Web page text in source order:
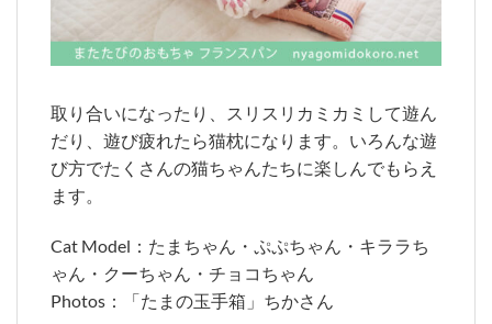
取り合いになったり、スリスリカミカミして遊ん
だり、遊び疲れたら猫枕になります。いろんな遊
び方でたくさんの猫ちゃんたちに楽しんでもらえ
ます。
Cat Model：たまちゃん・ぷぷちゃん・キララち
ゃん・クーちゃん・チョコちゃん
Photos：「たまの玉手箱」ちかさん